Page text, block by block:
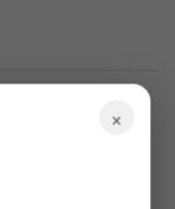
×